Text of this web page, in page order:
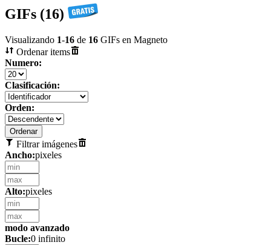
GIFs (16)
Visualizando 1-16 de 16 GIFs en Magneto
Ordenar items
Numero:
Clasificación:
Orden:
Filtrar imágenes
Ancho:pixeles
Alto:pixeles
modo avanzado
Bucle:0 infinito